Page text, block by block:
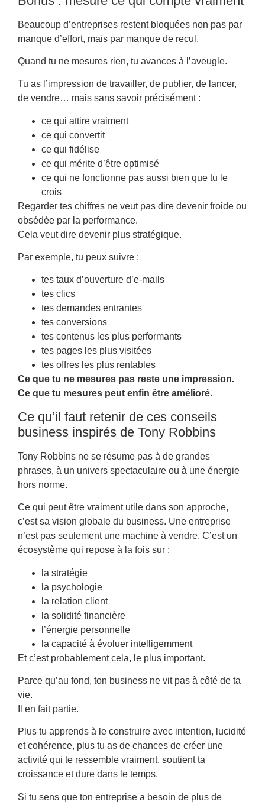
Beaucoup d’entreprises restent bloquées non pas par
manque d’effort, mais par manque de recul.
Quand tu ne mesures rien, tu avances à l’aveugle.
Tu as l’impression de travailler, de publier, de lancer,
de vendre… mais sans savoir précisément :
ce qui attire vraiment
ce qui convertit
ce qui fidélise
ce qui mérite d’être optimisé
ce qui ne fonctionne pas aussi bien que tu le
crois
Regarder tes chiffres ne veut pas dire devenir froide ou
obsédée par la performance.
Cela veut dire devenir plus stratégique.
Par exemple, tu peux suivre :
tes taux d’ouverture d’e-mails
tes clics
tes demandes entrantes
tes conversions
tes contenus les plus performants
tes pages les plus visitées
tes offres les plus rentables
Ce que tu ne mesures pas reste une impression.
Ce que tu mesures peut enfin être amélioré.
Ce qu’il faut retenir de ces conseils
business inspirés de Tony Robbins
Tony Robbins ne se résume pas à de grandes
phrases, à un univers spectaculaire ou à une énergie
hors norme.
Ce qui peut être vraiment utile dans son approche,
c’est sa vision globale du business. Une entreprise
n’est pas seulement une machine à vendre. C’est un
écosystème qui repose à la fois sur :
la stratégie
la psychologie
la relation client
la solidité financière
l’énergie personnelle
la capacité à évoluer intelligemment
Et c’est probablement cela, le plus important.
Parce qu’au fond, ton business ne vit pas à côté de ta
vie.
Il en fait partie.
Plus tu apprends à le construire avec intention, lucidité
et cohérence, plus tu as de chances de créer une
activité qui te ressemble vraiment, soutient ta
croissance et dure dans le temps.
Si tu sens que ton entreprise a besoin de plus de